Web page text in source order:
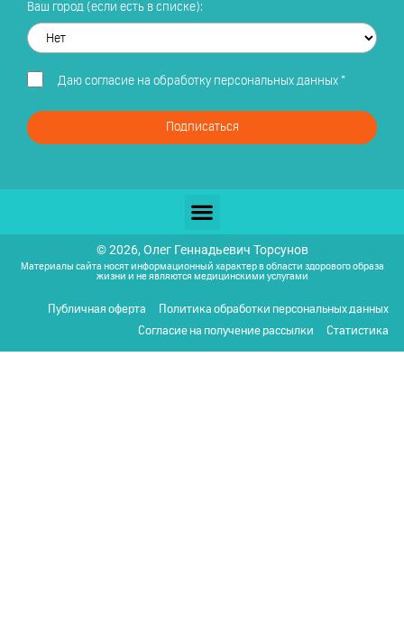
Ваш город (если есть в списке):
Даю согласие на обработку персональных данных*
Подписаться
© 2026, Олег Геннадьевич Торсунов
Материалы сайта носят информационный характер в области здорового образа
жизни и не являются медицинскими услугами
Публичная оферта
Политика обработки персональных данных
Согласие на получение рассылки
Статистика